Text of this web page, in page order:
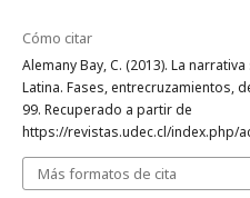
Cómo citar
Alemany Bay, C. (2013). La
Latina. Fases, entrecruzamientos,
99. Recuperado a partir de
https://revistas.udec.cl/index.php/
Más formatos de cita